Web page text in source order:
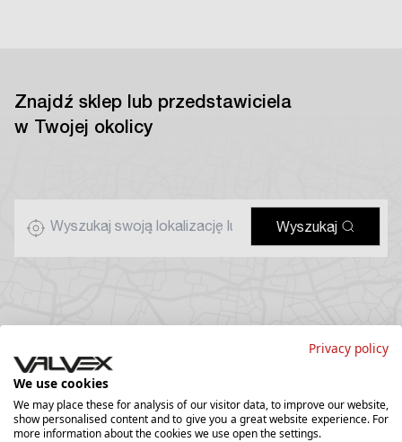
Znajdź sklep lub przedstawiciela
w Twojej okolicy
Wyszukaj
Privacy policy
We use cookies
We may place these for analysis of our visitor data, to improve our website,
show personalised content and to give you a great website experience. For
more information about the cookies we use open the settings.